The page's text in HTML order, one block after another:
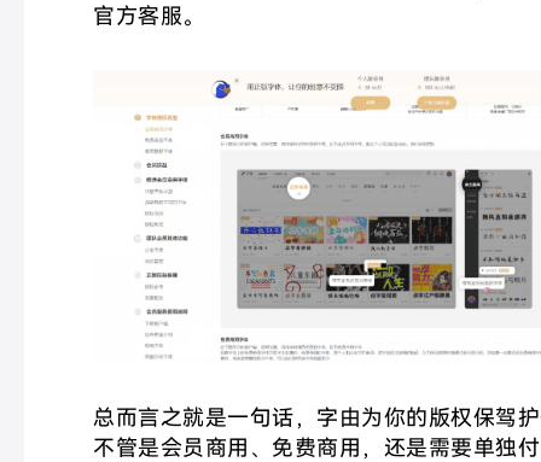
官方客服。
总而言之就是一句话，字由为你的版权保驾
不管是会员商用、免费商用，还是需要单独